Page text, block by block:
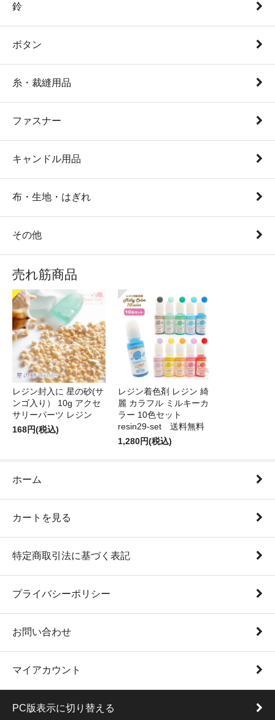
鈴
ボタン
糸・裁縫用品
ファスナー
キャンドル用品
布・生地・はぎれ
その他
売れ筋商品
レジン封入に 星の砂(サ
ンゴ入り） 10g アクセ
サリーパーツ レジン
168円(税込)
レジン着色剤 レジン 綺
麗 カラフル ミルキーカ
ラー 10色セット
resin29-set 送料無料
1,280円(税込)
ホーム
カートを見る
特定商取引法に基づく表記
プライバシーポリシー
お問い合わせ
マイアカウント
PC版表示に切り替える